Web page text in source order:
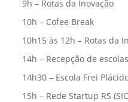
9h – Rotas da Inovação
10h – Cofee Break
10h15 às 12h – Rotas da
14h – Recepção de
14h30 – Escola Frei
15h – Rede Startup RS